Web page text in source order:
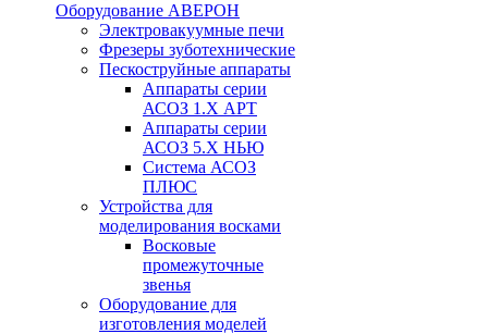
Оборудование АВЕРОН
Электровакуумные печи
Фрезеры зуботехнические
Пескоструйные аппараты
Аппараты серии
АСОЗ 1.Х АРТ
Аппараты серии
АСОЗ 5.Х НЬЮ
Система АСОЗ
ПЛЮС
Устройства для
моделирования восками
Восковые
промежуточные
звенья
Оборудование для
изготовления моделей